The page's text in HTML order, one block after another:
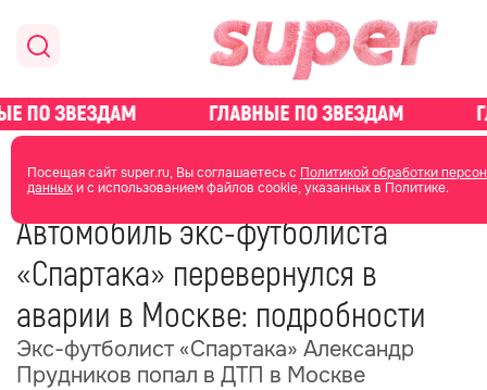
Посещая сайт super.ru, Вы соглашаетесь с Политикой обработки
данныхи с использованием файлов cookie, указанных в Политике.
главная общество
Автомобиль экс-футболиста
«Спартака» перевернулся в
аварии в Москве: подробности
Экс-футболист «Спартака» Александр
Прудников попал в ДТП в Москве